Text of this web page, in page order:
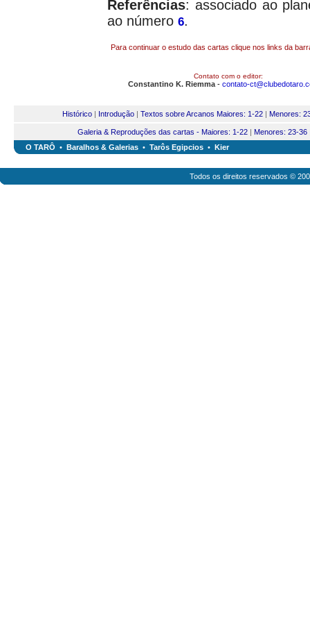
Referências: associado ao
ao número 6.
Para continuar o estudo das cartas clique nos links da
Contato com o editor:
Constantino K. Riemma - contato-
Histórico| Introdução| Textos sobre Arcanos Maiores: 1-22| Menores:
Galeria & Reproduções das cartas - Maiores: 1-22| Menores: 23-36
O TARÔ • Baralhos & Galerias • Tarôs Egipcios • Kier
Todos os direitos reservados ©